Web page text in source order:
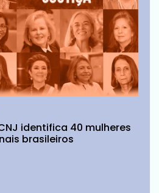
identifica 40 mulheres
brasileiros